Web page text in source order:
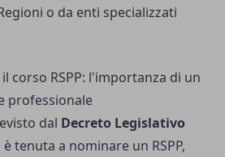
o da enti specializzati
corso RSPP: l'importanza di un
professionale
dal Decreto Legislativo
tenuta a nominare un RSPP,